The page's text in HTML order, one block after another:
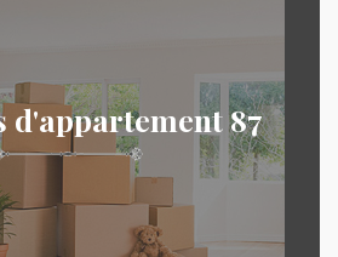
d'appartement 87